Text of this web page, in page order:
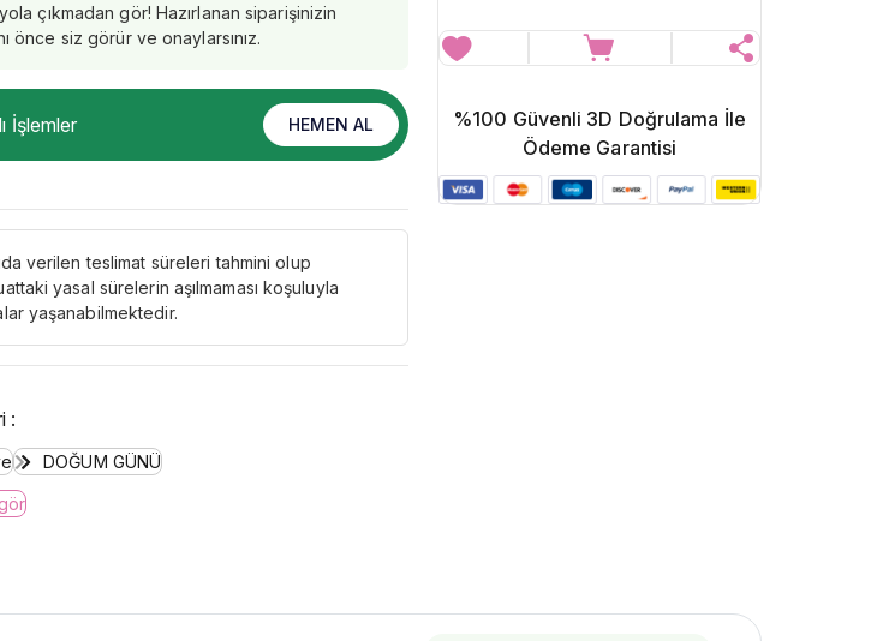
çıkmadan gör! Hazırlanan siparişinizin
önce siz görür ve onaylarsınız.
İşlemler HEMEN AL
verilen teslimat süreleri tahmini olup
yasal sürelerin aşılmaması koşuluyla
yaşanabilmektedir.
:
DOĞUM GÜNÜ
%100 Güvenli 3D Doğrulama İle
Ödeme Garantisi